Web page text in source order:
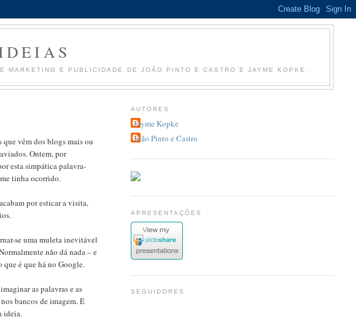
MARKETING E PUBLICIDADE DE JOÃO PINTO E CASTRO E JAYME KOPKE.
que vêm dos blogs mais ou
Ontem, por
esta simpática palavra-
tinha ocorrido.
por esticar a visita,
se uma muleta inevitável
não dá nada – e
que é que há no Google.
as palavras e as
bancos de imagem. E
ideia.
AUTORES
Jayme Kopke
João Pinto e Castro
APRESENTAÇÕES
SEGUIDORES